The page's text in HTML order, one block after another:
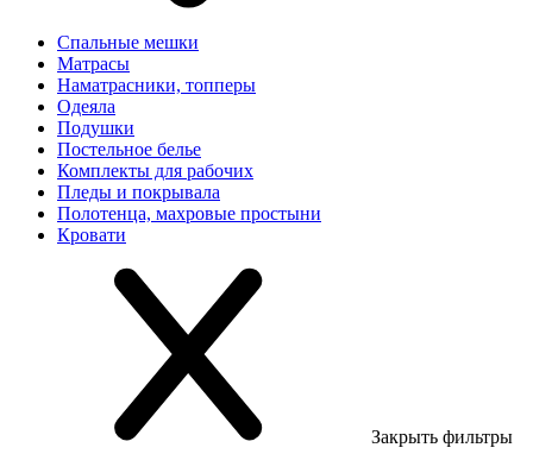
Спальные мешки
Матрасы
Наматрасники, топперы
Одеяла
Подушки
Постельное белье
Комплекты для рабочих
Пледы и покрывала
Полотенца, махровые простыни
Кровати
Закрыть фильтры